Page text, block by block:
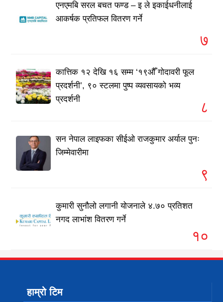
एनएमबि सरल बचत फण्ड – इ ले इकाईधनीलाई
आकर्षक प्रतिफल वितरण गर्ने
७
कात्तिक १२ देखि १६ सम्म ‘१९औँ गोदावरी फूल
प्रदर्शनी’, ९० स्टलमा पुष्प व्यवसायको भव्य
प्रदर्शनी
८
सन नेपाल लाइफका सीईओ राजकुमार अर्याल पुनः
जिम्मेवारीमा
९
कुमारी सुनौलो लगानी योजनाले ४.७० प्रतिशत
नगद लाभांश वितरण गर्ने
१०
हाम्रो टिम